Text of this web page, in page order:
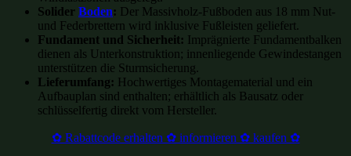
Solider Boden: Der Massivholz-Fußboden aus 18 mm Nut-
und Federbrettern wird inklusive Fußleisten geliefert.
Fundament und Sicherheit: Imprägnierte Fundamentbalken
dienen als Unterkonstruktion; innenliegende Gewindestangen
unterstützen die Sturmsicherung.
Lieferumfang: Hochwertiges Montagematerial und ein
Aufbauplan sind enthalten; erhältlich als Bausatz oder
schlüsselfertig direkt vom Hersteller.
✿ Rabattcode erhalten ✿ informieren ✿ kaufen ✿